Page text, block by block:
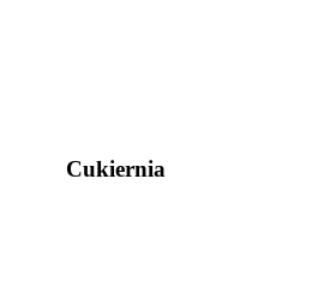
Cukiernia